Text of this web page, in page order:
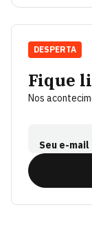
Fique
Nos
Seu e-mail
DESPERTA